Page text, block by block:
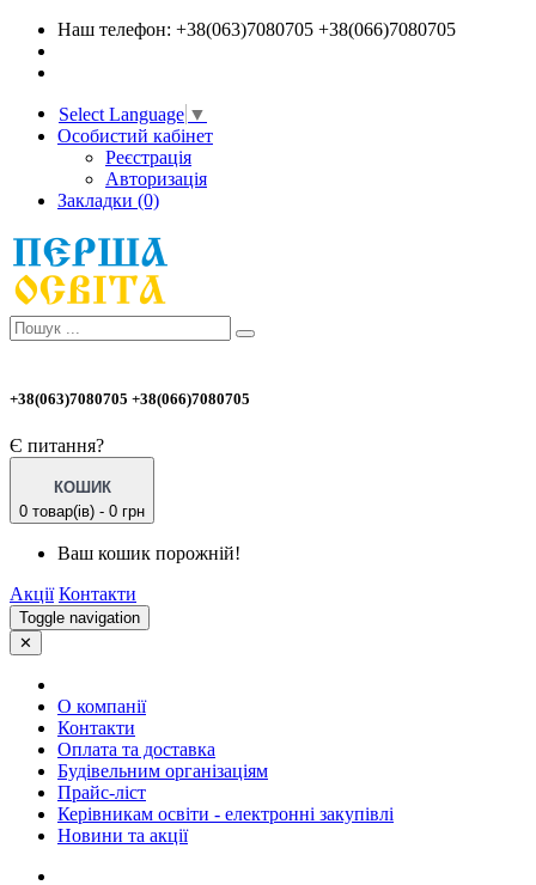
Наш телефон: +38(063)7080705 +38(066)7080705
Select Language ▼
Особистий кабінет
Реєстрація
Авторизація
Закладки (0)
+38(063)7080705 +38(066)7080705
Є питання?
КОШИК
0 товар(ів) - 0 грн
Ваш кошик порожній!
Акції Контакти
Toggle navigation
✕
О компанії
Контакти
Оплата та доставка
Будівельним організаціям
Прайс-ліст
Керівникам освіти - електронні закупівлі
Новини та акції